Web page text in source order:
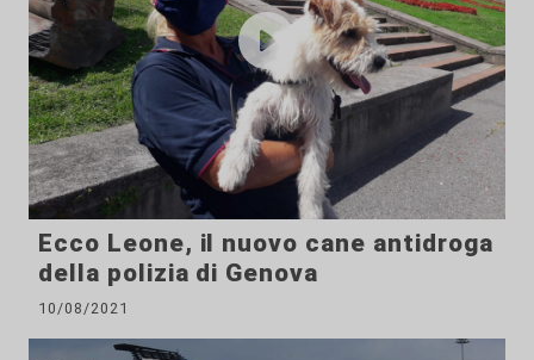
Ecco Leone, il nuovo cane antidroga
della polizia di Genova
10/08/2021